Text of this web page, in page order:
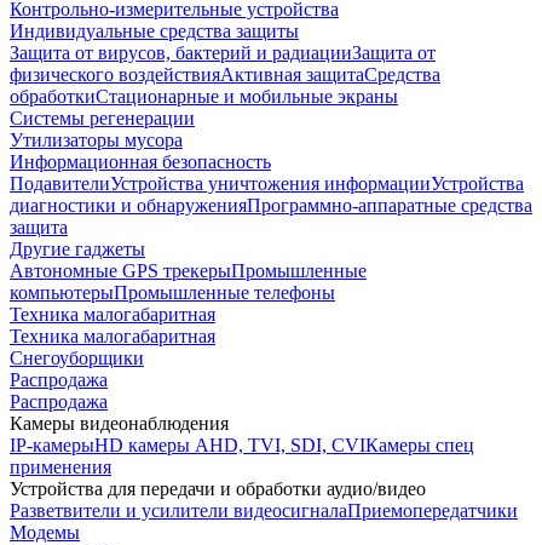
Контрольно-измерительные устройства
Индивидуальные средства защиты
Защита от вирусов, бактерий и радиацииЗащита от
физического воздействияАктивная защитаСредства
обработкиСтационарные и мобильные экраны
Системы регенерации
Утилизаторы мусора
Информационная безопасность
ПодавителиУстройства уничтожения информацииУстройства
диагностики и обнаруженияПрограммно-аппаратные средства
защита
Другие гаджеты
Автономные GPS трекерыПромышленные
компьютерыПромышленные телефоны
Техника малогабаритная
Техника малогабаритная
Снегоуборщики
Распродажа
Распродажа
Камеры видеонаблюдения
IP-камерыHD камеры AHD, TVI, SDI, CVIКамеры спец
применения
Устройства для передачи и обработки аудио/видео
Разветвители и усилители видеосигналаПриемопередатчики
Модемы